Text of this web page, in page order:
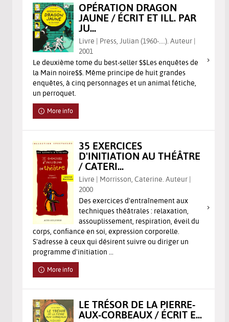
OPÉRATION DRAGON
JAUNE / ÉCRIT ET ILL. PAR
JU...
Livre | Press, Julian (1960-....). Auteur |
2001
Le deuxième tome du best-seller $$Les enquêtes de
la Main noire$$. Même principe de huit grandes
enquêtes, à cinq personnages et un animal fétiche,
un perroquet.
More info
35 EXERCICES
D'INITIATION AU THÉÂTRE
/ CATERI...
Livre | Morrisson, Caterine. Auteur |
2000
Des exercices d'entraînement aux
techniques théâtrales : relaxation,
assouplissement, respiration, éveil du
corps, confiance en soi, expression corporelle.
S'adresse à ceux qui désirent suivre ou diriger un
programme d'initiation ...
More info
LE TRÉSOR DE LA PIERRE-
AUX-CORBEAUX / ÉCRIT E...